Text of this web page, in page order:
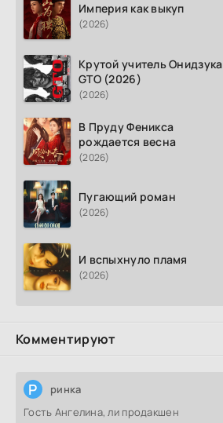
Империя как выкуп
(2026)
Крутой учитель Онидзука
GTO (2026)
(2026)
В Пруду Феникса
рождается весна
(2026)
Пугающий роман
(2026)
И вспыхнуло пламя
(2026)
Комментируют
Р ринка
Гость Ангелина, ли продакшен